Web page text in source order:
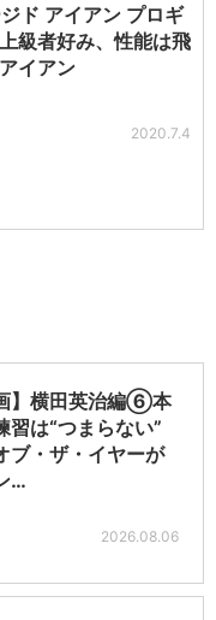
ド アイアン プロギ
級者好み、性能は飛
イアン
2020.7.4
】横田英治編⑥本
習は“つまらない”
ブ・ザ・イヤーが
…
2026.08.06